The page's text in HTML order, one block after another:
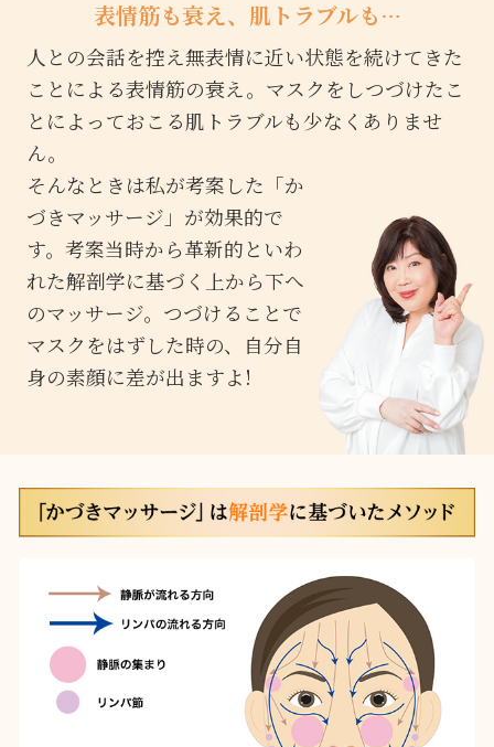
表情筋も衰え、肌トラブルも…
人との会話を控え無表情に近い状態を続けてきた
ことによる表情筋の衰え。マスクをしつづけたこ
とによっておこる肌トラブルも少なくありませ
ん。
そんなときは私が考案した「か
づきマッサージ」が効果的で
す。考案当時から革新的といわ
れた解剖学に基づく上から下へ
のマッサージ。つづけることで
マスクをはずした時の、自分自
身の素顔に差が出ますよ!